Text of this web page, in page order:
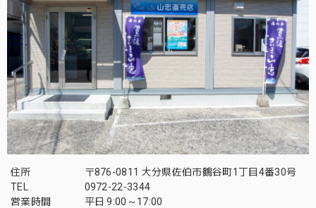
住所
〒876-0811 大分県佐伯市鶴谷町1丁目4番30号
TEL
0972-22-3344
営業時間
平日 9:00～17:00